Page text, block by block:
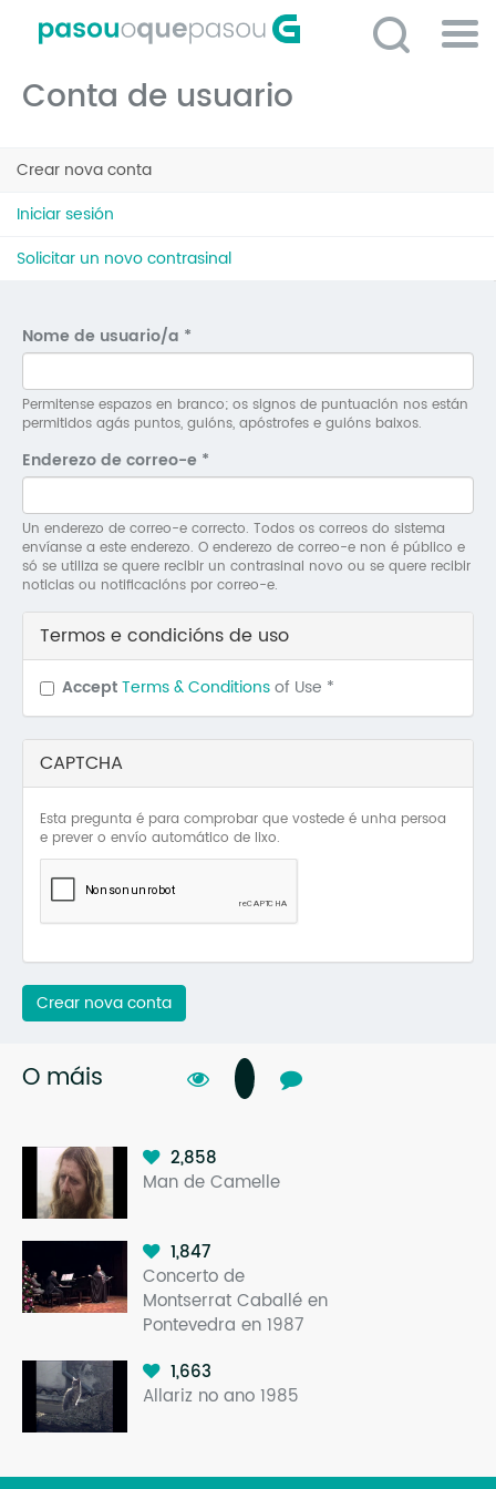
contido
O
O
Conta de usuario
Pestanas
principais
Crear nova conta
Iniciar sesión
Solicitar un novo contrasinal
Nome de usuario/a *
Permitense espazos en branco; os signos de puntuación nos están
permitidos agás puntos, guións, apóstrofes e guións baixos.
Enderezo de correo-e *
Un enderezo de correo-e correcto. Todos os correos do sistema
envíanse a este enderezo. O enderezo de correo-e non é público e
só se utiliza se quere recibir un contrasinal novo ou se quere recibir
noticias ou notificacións por correo-e.
Termos e condicións de uso
AcceptTerms & Conditionsof Use *
CAPTCHA
Esta pregunta é para comprobar que vostede é unha persoa
e prever o envío automático de lixo.
Crear nova conta
O máis
2,858
Man de Camelle
1,847
Concerto de
Montserrat Caballé en
Pontevedra en 1987
1,663
Allariz no ano 1985